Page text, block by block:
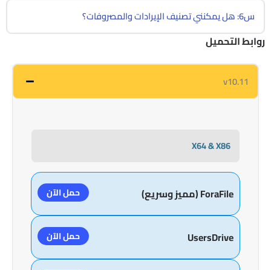
س6: هل يمكنني تصنيف الإيرادات والمصروفات؟
روابط التحميل
v10.11
X64 & X86
ForaFile (مميز وسريع) حمل الآن
UsersDrive حمل الآن